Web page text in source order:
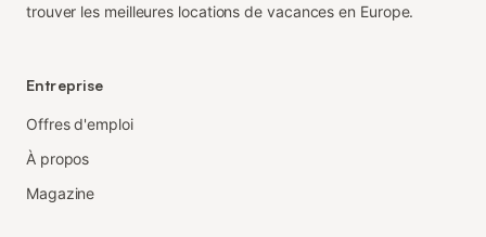
trouver les meilleures locations de vacances en Europe.
Entreprise
Offres d'emploi
À propos
Magazine